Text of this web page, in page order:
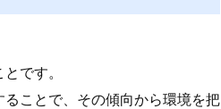
です。
ことで、その傾向から環境を把